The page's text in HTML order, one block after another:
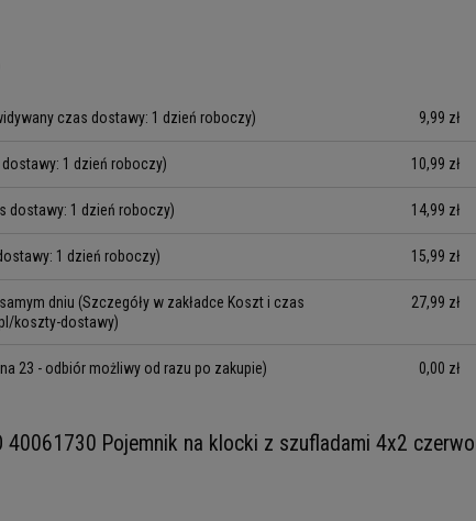
nie zawiera ewentualnych kosztów
czas dostawy: 1 dzień roboczy) 9,99 zł
1 dzień roboczy) 10,99 zł
dostawy: 1 dzień roboczy) 14,99 zł
1 dzień roboczy) 15,99 zł
dniu (Szczegóły w zakładce Koszt i czas
koszty-dostawy)
27,99 zł
23 - odbiór możliwy od razu po zakupie) 0,00 zł
40061730 Pojemnik na klocki z szufladami 4x2